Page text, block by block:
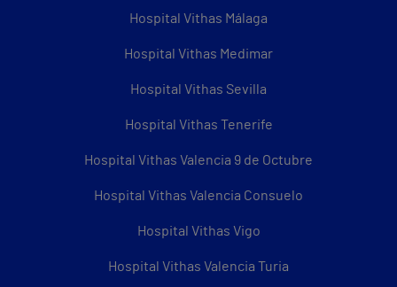
Hospital Vithas Málaga
Hospital Vithas Medimar
Hospital Vithas Sevilla
Hospital Vithas Tenerife
Hospital Vithas Valencia 9 de Octubre
Hospital Vithas Valencia Consuelo
Hospital Vithas Vigo
Hospital Vithas Valencia Turia